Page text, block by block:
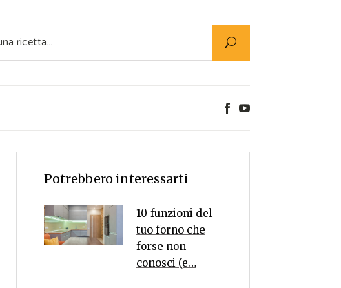
Utility
Super Alimenti
Vegetariane
Rumors
Potrebbero interessarti
10 funzioni del
tuo forno che
forse non
conosci (e…